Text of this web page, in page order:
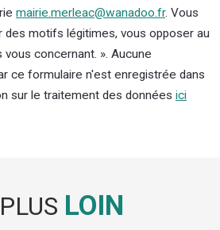
mairie.merleac@wanadoo.fr. Vous
des motifs légitimes, vous opposer au
concernant. ». Aucune
ce formulaire n'est enregistrée dans
sur le traitement des données ici
LOIN